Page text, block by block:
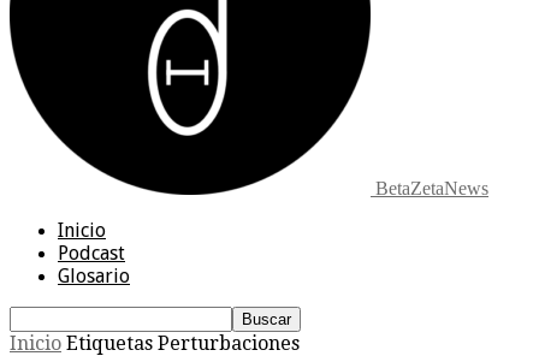
BetaZetaNews
Inicio
Podcast
Glosario
Inicio Etiquetas Perturbaciones